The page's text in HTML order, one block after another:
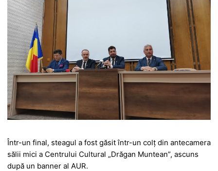
Într-un final, steagul a fost găsit într-un colț din antecamera
sălii mici a Centrului Cultural „Drăgan Muntean”, ascuns
după un banner al AUR.